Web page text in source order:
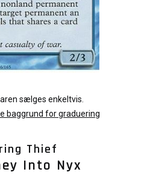
sælges enkeltvis.
baggrund for graduering
Thief
Into Nyx